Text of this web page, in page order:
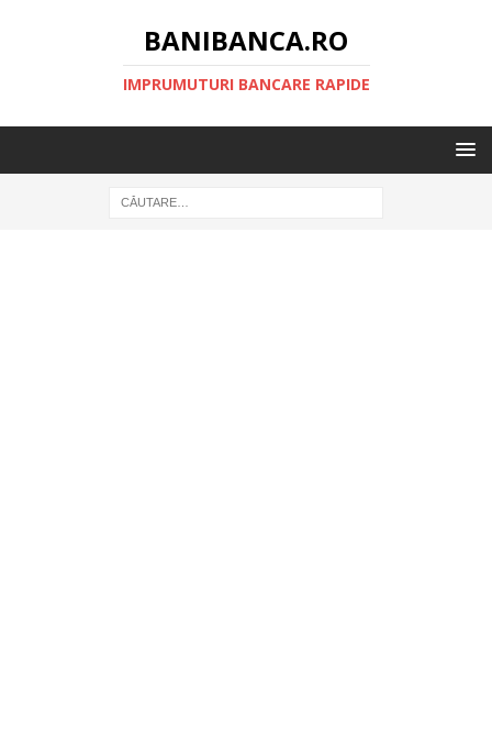
BANIBANCA.RO
IMPRUMUTURI BANCARE RAPIDE